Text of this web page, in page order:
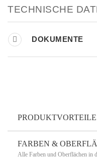
TECHNISCHE
DOKUMENTE
PRODUKTVORTEILE
FARBEN &
Alle Farben und Oberflächen in